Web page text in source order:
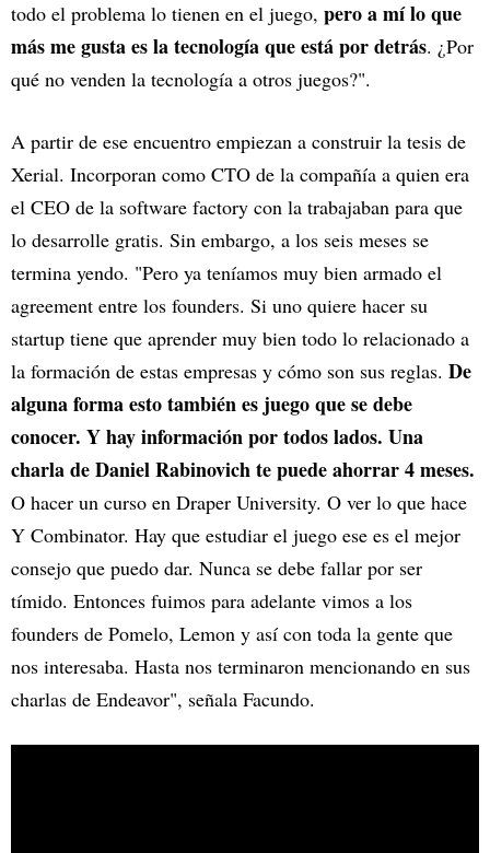
todo el problema lo tienen en el juego, pero a mí lo que
más me gusta es la tecnología que está por detrás. ¿Por
qué no venden la tecnología a otros juegos?".
A partir de ese encuentro empiezan a construir la tesis de
Xerial. Incorporan como CTO de la compañía a quien era
el CEO de la software factory con la trabajaban para que
lo desarrolle gratis. Sin embargo, a los seis meses se
termina yendo. "Pero ya teníamos muy bien armado el
agreement entre los founders. Si uno quiere hacer su
startup tiene que aprender muy bien todo lo relacionado a
la formación de estas empresas y cómo son sus reglas. De
alguna forma esto también es juego que se debe
conocer. Y hay información por todos lados. Una
charla de Daniel Rabinovich te puede ahorrar 4 meses.
O hacer un curso en Draper University. O ver lo que hace
Y Combinator. Hay que estudiar el juego ese es el mejor
consejo que puedo dar. Nunca se debe fallar por ser
tímido. Entonces fuimos para adelante vimos a los
founders de Pomelo, Lemon y así con toda la gente que
nos interesaba. Hasta nos terminaron mencionando en sus
charlas de Endeavor", señala Facundo.